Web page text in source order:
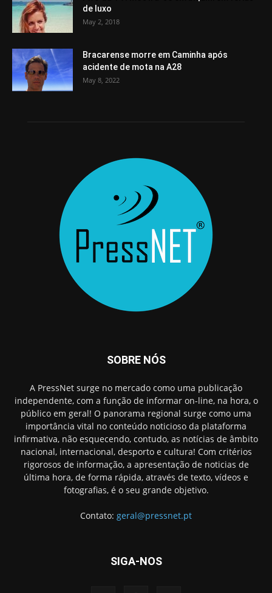
de luxo
May 2, 2018
Bracarense morre em Caminha após
acidente de mota na A28
May 8, 2022
SOBRE NÓS
A PressNet surge no mercado como uma publicação
independente, com a função de informar on-line, na hora, o
público em geral! O panorama regional surge como uma
importância vital no conteúdo noticioso da plataforma
infirmativa, não esquecendo, contudo, as notícias de âmbito
nacional, internacional, desporto e cultura! Com critérios
rigorosos de informação, a apresentação de noticias de
última hora, de forma rápida, através de texto, vídeos e
fotografias, é o seu grande objetivo.
Contato: geral@pressnet.pt
SIGA-NOS